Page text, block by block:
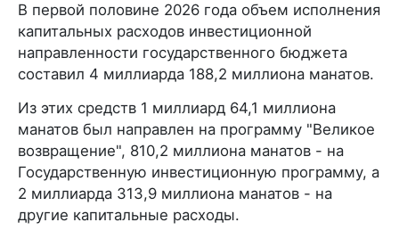
В первой половине 2026 года объем исполнения
капитальных расходов инвестиционной
направленности государственного бюджета
составил 4 миллиарда 188,2 миллиона манатов.
Из этих средств 1 миллиард 64,1 миллиона
манатов был направлен на программу "Великое
возвращение", 810,2 миллиона манатов - на
Государственную инвестиционную программу, а
2 миллиарда 313,9 миллиона манатов - на
другие капитальные расходы.